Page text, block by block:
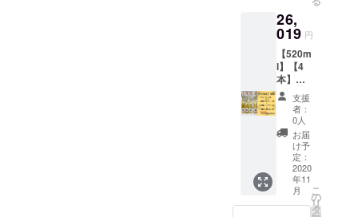
しいと
ころで
保管し
てくだ
さい。
※1，2年
冷暗所
で寝か
せるこ
とで濃
厚な味
わいに
なりま
す。
ジュー
シーな
香り、
白ワイ
ンのよ
うな透
き通る
味に、
ウイス
キーを
思わせ
る大人
な香
り。 金
箔：金
樹 水：
天然水
酵母：
日本酒
の酵母
味わ
い：ラ
イチや
シャイ
ンマス
カット
のよう
ジュー
シーな
に比べ
て、迫
力が違
いま
す！ *
＊。＊
映えに
520ml
が断然
お勧め
です！*
＊。＊
無着
色、無
香料、
得】 ス
タン
ダード
菩提樹
Honey
mee〈3
75ml〉
と金箔
Honey
mee〈3
75ml〉
と米麹
Honey
mee〈3
75ml〉
と、3種
26,
019 円
【520m
l】【4
本】
【スタ
ンダー
ド＋金
箔＋米
麹＋お
好きな1
本】
【送料
込み】
【味比
支援
者：
0人
お届
け予
定：
2020
年11
月
こ
の
リ
タ